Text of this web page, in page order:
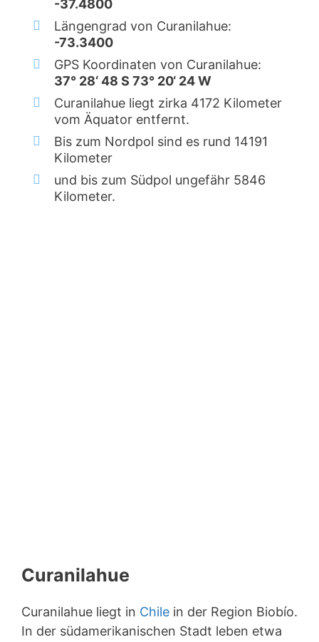
-37.4800
Längengrad von Curanilahue:
-73.3400
GPS Koordinaten von Curanilahue:
37° 28‘ 48 S 73° 20‘ 24 W
Curanilahue liegt zirka 4172 Kilometer
vom Äquator entfernt.
Bis zum Nordpol sind es rund 14191
Kilometer
und bis zum Südpol ungefähr 5846
Kilometer.
Curanilahue
Curanilahue liegt in Chile in der Region Biobío.
In der südamerikanischen Stadt leben etwa